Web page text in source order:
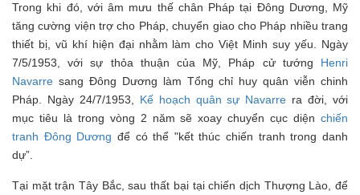
Trong khi đó, với âm mưu thế chân Pháp tại Đông Dương, Mỹ
tăng cường viện trợ cho Pháp, chuyển giao cho Pháp nhiều trang
thiết bị, vũ khí hiện đại nhằm làm cho Việt Minh suy yếu. Ngày
7/5/1953, với sự thỏa thuận của Mỹ, Pháp cử tướng Henri
Navarre sang Đông Dương làm Tổng chỉ huy quân viễn chinh
Pháp. Ngày 24/7/1953, Kế hoạch quân sự Navarre ra đời, với
mục tiêu là trong vòng 2 năm sẽ xoay chuyển cục diện chiến
tranh Đông Dương để có thể "kết thúc chiến tranh trong danh
dự”.
Tại mặt trận Tây Bắc, sau thất bại tại chiến dịch Thượng Lào, để